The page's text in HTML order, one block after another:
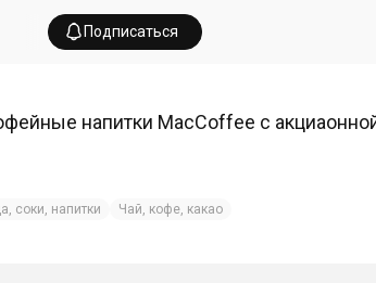
Подписаться
напитки MacCoffee с
соки, напитки Чай, кофе, какао